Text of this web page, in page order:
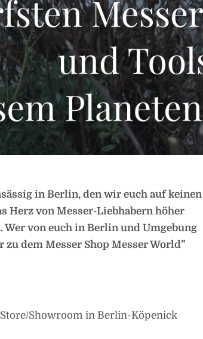
in Berlin, den wir euch auf keinen
Herz von Messer-Liebhabern höher
Wer von euch in Berlin und Umgebung
dem Messer Shop Messer World”
Showroom in Berlin-Köpenick